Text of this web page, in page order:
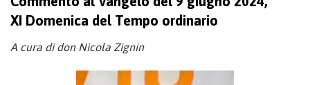
XI Domenica del Tempo ordinario
A cura di don Nicola Zignin